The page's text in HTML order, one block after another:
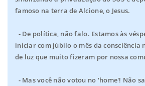
famoso na terra de Alcione, o Jesus.
- De política, não falo. Estamos às
iniciar com júbilo o mês da
de luz que muito fizeram por nossa
- Mas você não votou no 'home'! Não